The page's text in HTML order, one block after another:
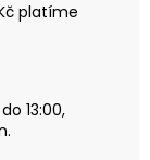
platíme
13:00,